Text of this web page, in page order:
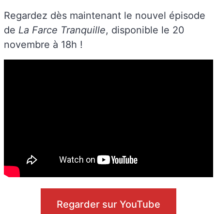
Regardez dès maintenant le nouvel épisode
de La Farce Tranquille, disponible le 20
novembre à 18h !
Regarder sur YouTube